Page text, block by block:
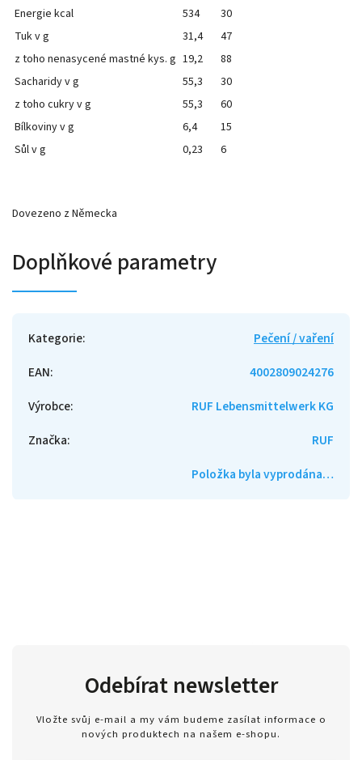
Energie kcal
534
30
Tuk v g
31,4
47
z toho nenasycené mastné kys. g 19,2
88
Sacharidy v g
55,3
30
z toho cukry v g
55,3
60
Bílkoviny v g
6,4
15
Sůl v g
0,23 6
Dovezeno z Německa
Doplňkové parametry
Kategorie:
Pečení / vaření
EAN:
4002809024276
Výrobce:
RUF Lebensmittelwerk KG
Značka:
RUF
Položka byla vyprodána…
Odebírat newsletter
Vložte svůj e-mail a my vám budeme zasílat informace o
nových produktech na našem e-shopu.